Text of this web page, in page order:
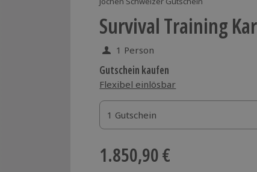
Survival Training
1 Person
Gutschein kaufen
Flexibel einlösbar
1 Gutschein
1 Gutschein
1 Gutschein
1.850,90 €